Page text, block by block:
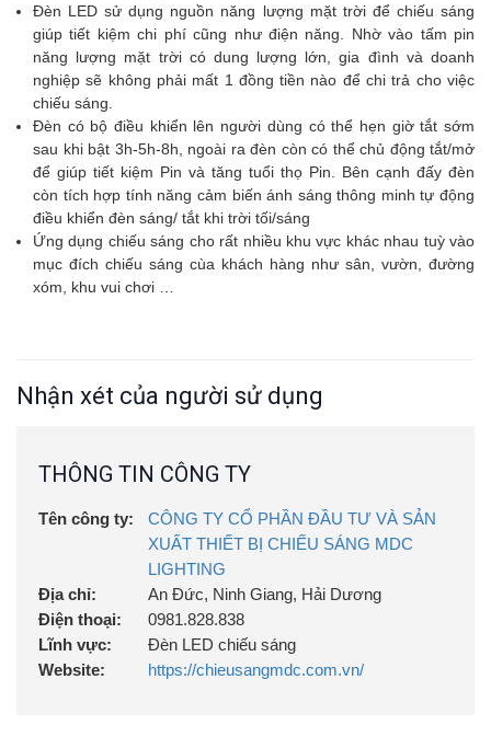
Đèn LED sử dụng nguồn năng lượng mặt trời để chiếu sáng
giúp tiết kiệm chi phí cũng như điện năng. Nhờ vào tấm pin
năng lượng mặt trời có dung lượng lớn, gia đình và doanh
nghiệp sẽ không phải mất 1 đồng tiền nào để chi trả cho việc
chiếu sáng.
Đèn có bộ điều khiển lên người dùng có thể hẹn giờ tắt sớm
sau khi bật 3h-5h-8h, ngoài ra đèn còn có thể chủ động tắt/mở
để giúp tiết kiệm Pin và tăng tuổi thọ Pin. Bên cạnh đấy đèn
còn tích hợp tính năng cảm biến ánh sáng thông minh tự động
điều khiển đèn sáng/ tắt khi trời tối/sáng
Ứng dụng chiếu sáng cho rất nhiều khu vực khác nhau tuỳ vào
mục đích chiếu sáng cùa khách hàng như sân, vườn, đường
xóm, khu vui chơi …
Nhận xét của người sử dụng
THÔNG TIN CÔNG TY
Tên công ty:
CÔNG TY CỔ PHẦN ĐẦU TƯ VÀ SẢN
XUẤT THIẾT BỊ CHIẾU SÁNG MDC
LIGHTING
Địa chỉ:
An Đức, Ninh Giang, Hải Dương
Điện thoại:
0981.828.838
Lĩnh vực:
Đèn LED chiếu sáng
Website:
https://chieusangmdc.com.vn/